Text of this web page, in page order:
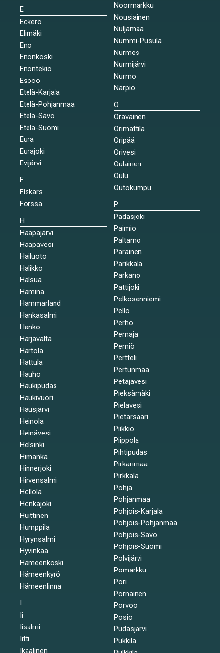
E
Eckerö
Elimäki
Eno
Enonkoski
Enontekiö
Espoo
Etelä-Karjala
Etelä-Pohjanmaa
Etelä-Savo
Etelä-Suomi
Eura
Eurajoki
Evijärvi
F
Fiskars
Forssa
H
Haapajärvi
Haapavesi
Hailuoto
Halikko
Halsua
Hamina
Hammarland
Hankasalmi
Hanko
Harjavalta
Hartola
Hattula
Hauho
Haukipudas
Haukivuori
Hausjärvi
Heinola
Heinävesi
Helsinki
Himanka
Hinnerjoki
Hirvensalmi
Hollola
Honkajoki
Huittinen
Humppila
Hyrynsalmi
Hyvinkää
Hämeenkoski
Hämeenkyrö
Hämeenlinna
I
Ii
Iisalmi
Iitti
Ikaalinen
Noormarkku
Nousiainen
Nuijamaa
Nummi-Pusula
Nurmes
Nurmijärvi
Nurmo
Närpiö
O
Oravainen
Orimattila
Oripää
Orivesi
Oulainen
Oulu
Outokumpu
P
Padasjoki
Paimio
Paltamo
Parainen
Parikkala
Parkano
Pattijoki
Pelkosenniemi
Pello
Perho
Pernaja
Perniö
Pertteli
Pertunmaa
Petäjävesi
Pieksämäki
Pielavesi
Pietarsaari
Piikkiö
Piippola
Pihtipudas
Pirkanmaa
Pirkkala
Pohja
Pohjanmaa
Pohjois-Karjala
Pohjois-Pohjanmaa
Pohjois-Savo
Pohjois-Suomi
Polvijärvi
Pomarkku
Pori
Pornainen
Porvoo
Posio
Pudasjärvi
Pukkila